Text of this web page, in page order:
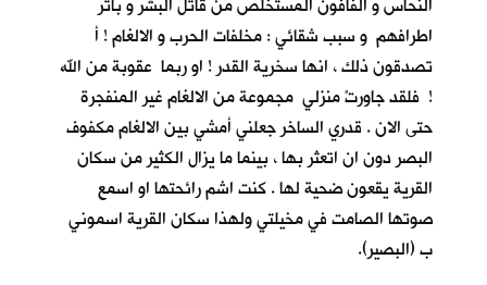
اطرافهم و سبب شقائي : مخلفات الحرب و الالغام ! أ
تصدقون ذلك ، انها سخرية القدر ! او ربما عقوبة من الله
! فلقد جاورتْ منزلي مجموعة من الالغام غير المنفجرة
حتى الان . قدري الساخر جعلني أمشي بين الالغام مكفوف
البصر دون ان اتعثر بها ، بينما ما يزال الكثير من سكان
القرية يقعون ضحية لها . كنت اشم رائحتها او اسمع
صوتها الصامت في مخيلتي ولهذا سكان القرية اسموني
ب (البصير).